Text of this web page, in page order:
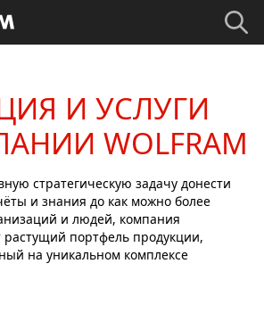
И УСЛУГИ
WOLFRAM
стратегическую задачу донести
и знания до как можно более
и людей, компания
растущий портфель продукции,
на уникальном комплексe